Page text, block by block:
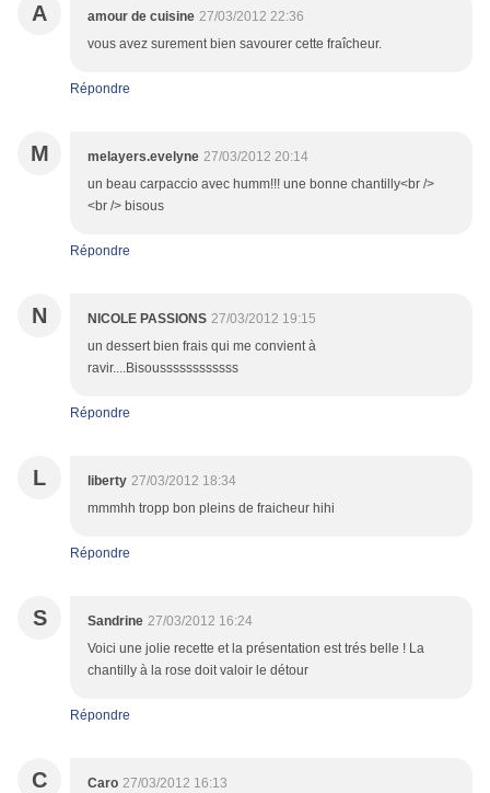
A amour de cuisine 27/03/2012 22:36
vous avez surement bien savourer cette fraîcheur.
Répondre
M melayers.evelyne 27/03/2012 20:14
un beau carpaccio avec humm!!! une bonne chantilly<br />
<br /> bisous
Répondre
N NICOLE PASSIONS 27/03/2012 19:15
un dessert bien frais qui me convient à
ravir....Bisoussssssssssss
Répondre
L liberty 27/03/2012 18:34
mmmhh tropp bon pleins de fraicheur hihi
Répondre
S Sandrine 27/03/2012 16:24
Voici une jolie recette et la présentation est trés belle ! La
chantilly à la rose doit valoir le détour
Répondre
C Caro 27/03/2012 16:13